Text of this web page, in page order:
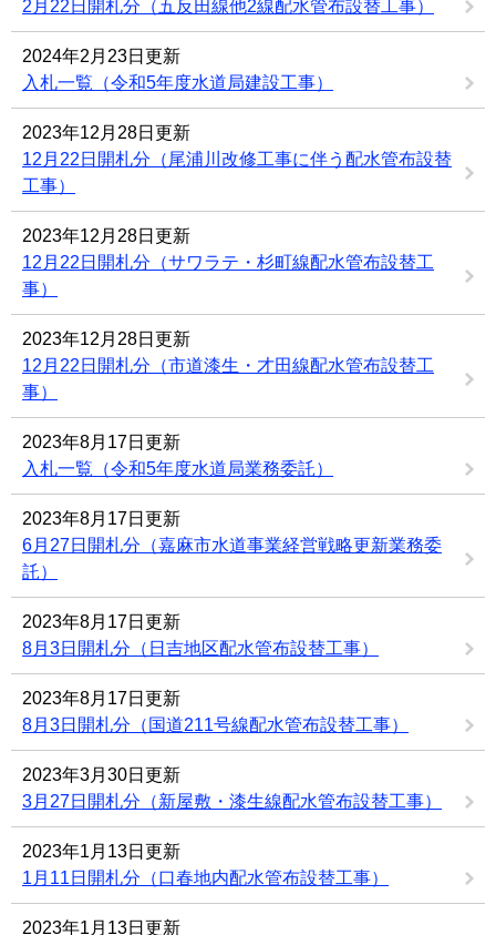
2月22日開札分（五反田線他2線配水管布設替工事）
2024年2月23日更新
入札一覧（令和5年度水道局建設工事）
2023年12月28日更新
12月22日開札分（尾浦川改修工事に伴う配水管布設替
工事）
2023年12月28日更新
12月22日開札分（サワラテ・杉町線配水管布設替工
事）
2023年12月28日更新
12月22日開札分（市道漆生・才田線配水管布設替工
事）
2023年8月17日更新
入札一覧（令和5年度水道局業務委託）
2023年8月17日更新
6月27日開札分（嘉麻市水道事業経営戦略更新業務委
託）
2023年8月17日更新
8月3日開札分（日吉地区配水管布設替工事）
2023年8月17日更新
8月3日開札分（国道211号線配水管布設替工事）
2023年3月30日更新
3月27日開札分（新屋敷・漆生線配水管布設替工事）
2023年1月13日更新
1月11日開札分（口春地内配水管布設替工事）
2023年1月13日更新